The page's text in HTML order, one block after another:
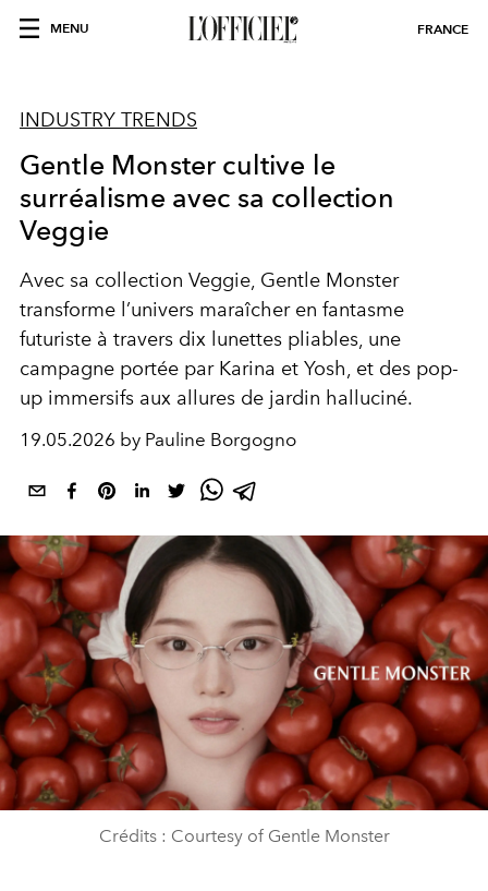
MENU FRANCE
INDUSTRY TRENDS
Gentle Monster cultive le
surréalisme avec sa collection
Veggie
Avec sa collection Veggie, Gentle Monster
transforme l’univers maraîcher en fantasme
futuriste à travers dix lunettes pliables, une
campagne portée par Karina et Yosh, et des pop-
up immersifs aux allures de jardin halluciné.
19.05.2026 by Pauline Borgogno
Crédits : Courtesy of Gentle Monster